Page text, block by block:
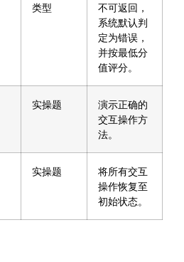
类型
不可返回，
系统默认判
定为错误，
并按最低分
值评分。
实操题
演示正确的
交互操作方
法。
实操题
将所有交互
操作恢复至
初始状态。